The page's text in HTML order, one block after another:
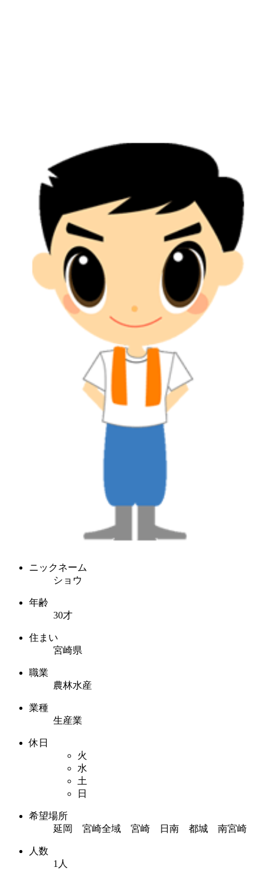
ニックネーム
ショウ
年齢
30才
住まい
宮崎県
職業
農林水産
業種
生産業
休日
火
水
土
日
希望場所
延岡 宮崎全域 宮崎 日南 都城 南宮崎
人数
1人